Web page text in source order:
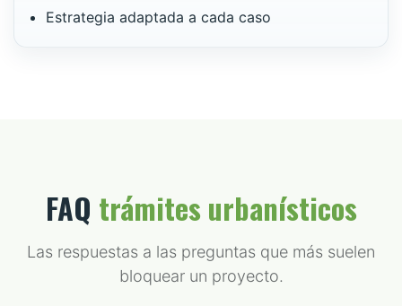
Estrategia adaptada a cada caso
FAQ trámites urbanísticos
Las respuestas a las preguntas que más suelen
bloquear un proyecto.